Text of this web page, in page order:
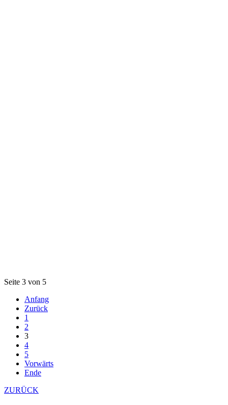
Seite 3 von 5
Anfang
Zurück
1
2
3
4
5
Vorwärts
Ende
ZURÜCK